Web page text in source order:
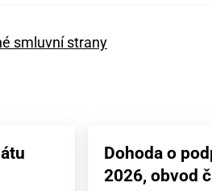
smluvní strany
Dohoda o
2026, obvod